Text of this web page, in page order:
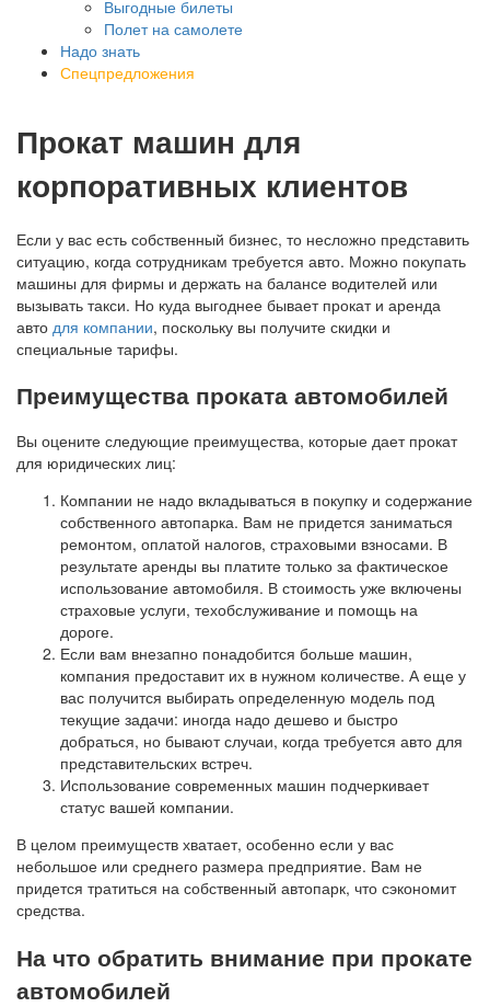
Выгодные билеты
Полет на самолете
Надо знать
Спецпредложения
Прокат машин для
корпоративных клиентов
Если у вас есть собственный бизнес, то несложно представить
ситуацию, когда сотрудникам требуется авто. Можно покупать
машины для фирмы и держать на балансе водителей или
вызывать такси. Но куда выгоднее бывает прокат и аренда
авто для компании, поскольку вы получите скидки и
специальные тарифы.
Преимущества проката автомобилей
Вы оцените следующие преимущества, которые дает прокат
для юридических лиц:
Компании не надо вкладываться в покупку и содержание
собственного автопарка. Вам не придется заниматься
ремонтом, оплатой налогов, страховыми взносами. В
результате аренды вы платите только за фактическое
использование автомобиля. В стоимость уже включены
страховые услуги, техобслуживание и помощь на
дороге.
Если вам внезапно понадобится больше машин,
компания предоставит их в нужном количестве. А еще у
вас получится выбирать определенную модель под
текущие задачи: иногда надо дешево и быстро
добраться, но бывают случаи, когда требуется авто для
представительских встреч.
Использование современных машин подчеркивает
статус вашей компании.
В целом преимуществ хватает, особенно если у вас
небольшое или среднего размера предприятие. Вам не
придется тратиться на собственный автопарк, что сэкономит
средства.
На что обратить внимание при прокате
автомобилей